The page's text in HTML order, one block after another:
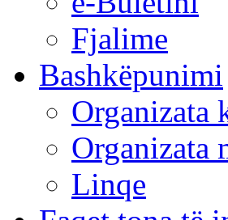
Fjalime
Bashkëpunimi
Organizata
Organizata
Linqe